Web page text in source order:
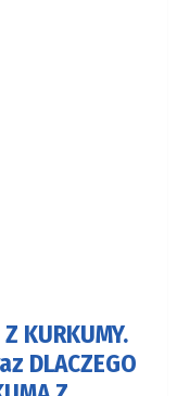
KURKUMY.
DLACZEGO